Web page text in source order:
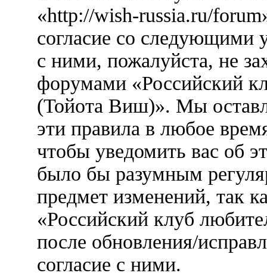
«http://wish-russia.ru/
согласие со следующими
с ними, пожалуйста, не
форумами «Российский
(Тойота Виш)». Мы
эти правила в любое
чтобы уведомить вас об
было бы разумным
предмет изменений, так
«Российский клуб
после обновления/
согласие с ними.